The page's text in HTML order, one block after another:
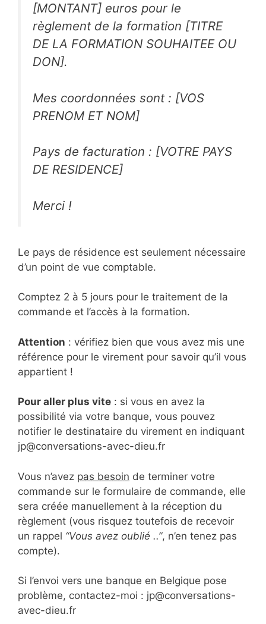
[MONTANT] euros pour le
règlement de la formation [TITRE
DE LA FORMATION SOUHAITEE OU
DON].
Mes coordonnées sont : [VOS
PRENOM ET NOM]
Pays de facturation : [VOTRE PAYS
DE RESIDENCE]
Merci !
Le pays de résidence est seulement nécessaire
d’un point de vue comptable.
Comptez 2 à 5 jours pour le traitement de la
commande et l’accès à la formation.
Attention : vérifiez bien que vous avez mis une
référence pour le virement pour savoir qu’il vous
appartient !
Pour aller plus vite : si vous en avez la
possibilité via votre banque, vous pouvez
notifier le destinataire du virement en indiquant
jp@conversations-avec-dieu.fr
Vous n’avez pas besoin de terminer votre
commande sur le formulaire de commande, elle
sera créée manuellement à la réception du
règlement (vous risquez toutefois de recevoir
un rappel “Vous avez oublié ..”, n’en tenez pas
compte).
Si l’envoi vers une banque en Belgique pose
problème, contactez-moi : jp@conversations-
avec-dieu.fr